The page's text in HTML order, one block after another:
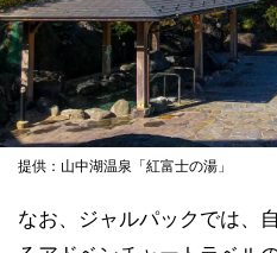
提供：山中湖温泉「紅富士の湯」
なお、ジャルパックでは、